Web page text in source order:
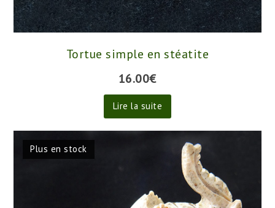
Tortue simple en stéatite
16.00€
Lire la suite
Plus en stock